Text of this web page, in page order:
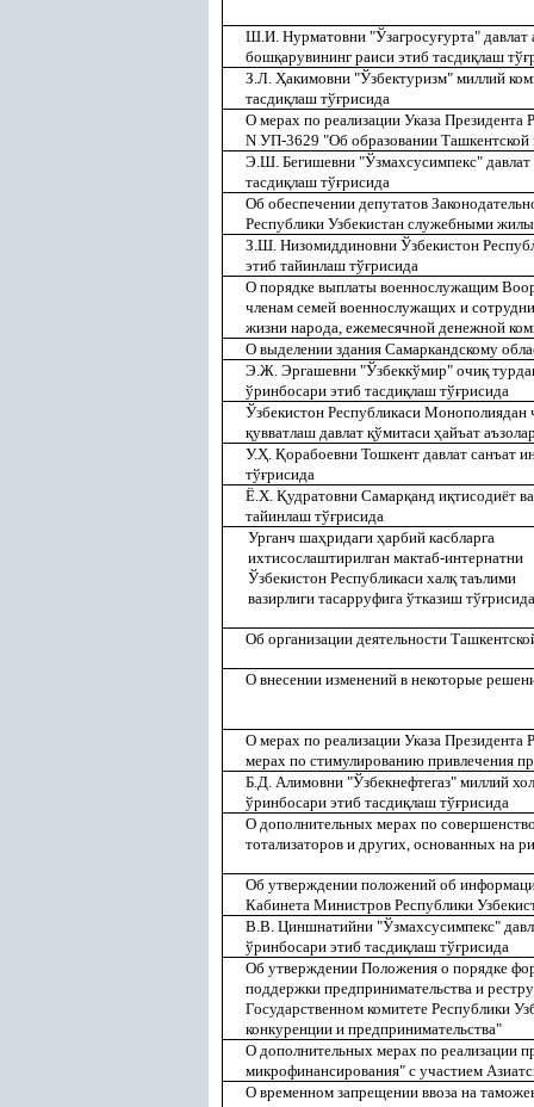
Ш.И. Нурматовни "Ўзагросуғурта" давлат
бошқарувининг раиси этиб тасдиқлаш тўғ
З.Л. Ҳакимовни "Ўзбектуризм" миллий
тасдиқлаш тўғрисида
О мерах по реализации Указа Президента
N УП-3629 "Об образовании Ташкентской
Э.Ш. Бегишевни "Ўзмахсусимпекс"
тасдиқлаш тўғрисида
Об обеспечении депутатов
Республики Узбекистан служебными
З.Ш. Низомиддиновни Ўзбекистон
этиб тайинлаш тўғрисида
О порядке выплаты военнослужащим
членам семей военнослужащих и
жизни народа, ежемесячной денежной
О выделении здания Самаркандскому
Э.Ж. Эргашевни "Ўзбеккўмир" очиқ
ўринбосари этиб тасдиқлаш тўғрисида
Ўзбекистон Республикаси Монополиядан
қувватлаш давлат қўмитаси ҳайъат
У.Ҳ. Қорабоевни Тошкент давлат санъат
тўғрисида
Ё.Х. Қудратовни Самарқанд иқтисодиёт
тайинлаш тўғрисида
Урганч шаҳридаги ҳарбий касбларга
ихтисослаштирилган мактаб-интернатни
Ўзбекистон Республикаси халқтаълими
вазирлиги тасарруфига ўтказиш тўғрисида
Об организации деятельности
О внесении изменений в некоторые
О мерах по реализации Указа
мерах по стимулированию привлечения
Б.Д. Алимовни "Ўзбекнефтегаз" миллий
ўринбосари этиб тасдиқлаш тўғрисида
О дополнительных мерах по
тотализаторов и других, основанных на
Об утверждении положений об
Кабинета Министров Республики
В.В. Циншнатийни "Ўзмахсусимпекс"
ўринбосари этиб тасдиқлаш тўғрисида
Об утверждении Положения о порядке
поддержки предпринимательства и
Государственном комитете Республики
конкуренции и предпринимательства"
О дополнительных мерах по реализации
микрофинансирования" с участием
О временном запрещении ввоза на